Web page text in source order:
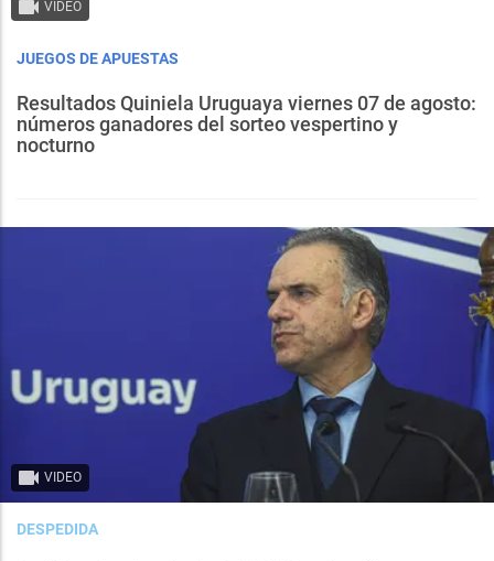
VIDEO
JUEGOS DE APUESTAS
Resultados Quiniela Uruguaya viernes 07 de agosto:
números ganadores del sorteo vespertino y
nocturno
VIDEO
DESPEDIDA